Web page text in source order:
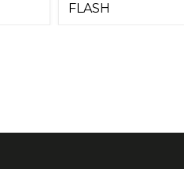
FLASH